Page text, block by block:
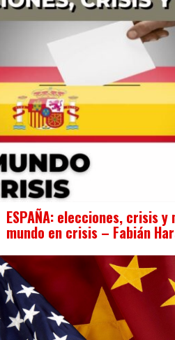
ESPAÑA: elecciones, crisis
mundo en crisis – Fabián